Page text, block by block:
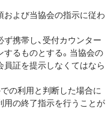
および当協会の指示に従わ
携帯し、受付カウンター
するものとする。当協会の
員証を提示しなくてはなら
の利用と判断した場合に
用の終了指示を行うことが